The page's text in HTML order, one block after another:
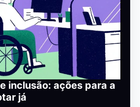
inclusão: ações para a
já